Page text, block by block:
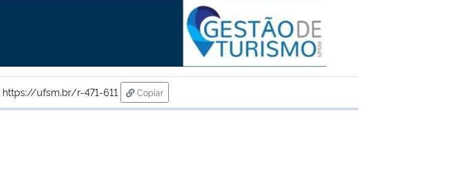
https://ufsm.br/r-471-611
Copiar
para área de transferência